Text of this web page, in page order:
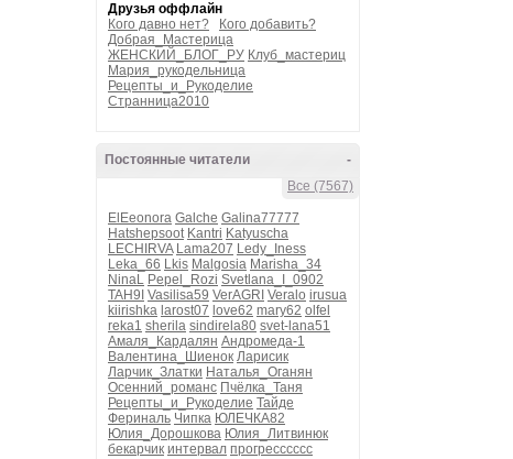
Друзья оффлайн
Кого давно нет?
Кого добавить?
Добрая_Мастерица
ЖЕНСКИЙ_БЛОГ_РУ Клуб_мастериц
Мария_рукодельница
Рецепты_и_Рукоделие
Странница2010
-
Постоянные читатели
Все (7567)
ElEeonora Galche Galina77777
Hatshepsoot Kantri Katyuscha
LECHIRVA Lama207 Ledy_Iness
Leka_66 Lkis Malgosia Marisha_34
NinaL Pepel_Rozi Svetlana_I_0902
TAH9I Vasilisa59 VerAGRI Veralo irusua
kiirishka larost07 love62 mary62 olfel
reka1 sherila sindirela80 svet-lana51
Амаля_Кардалян Андромеда-1
Валентина_Шиенок Ларисик
Ларчик_Златки Наталья_Оганян
Осенний_романс Пчёлка_Таня
Рецепты_и_Рукоделие Тайде
Фериналь Чипка ЮЛЕЧКА82
Юлия_Дорошкова Юлия_Литвинюк
бекарчик интервал прогресссссс